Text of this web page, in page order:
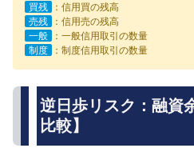
買残
：信用買の残高
売残
：信用売の残高
一般
：一般信用取引の数量
制度
：制度信用取引の数量
逆日歩リスク：融資
比較】